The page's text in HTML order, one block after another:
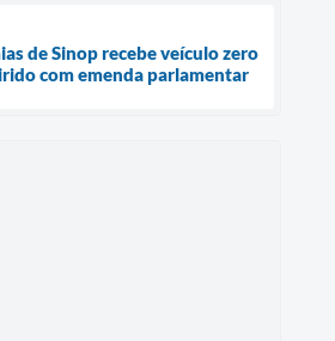
de Sinop recebe veículo zero
com emenda parlamentar